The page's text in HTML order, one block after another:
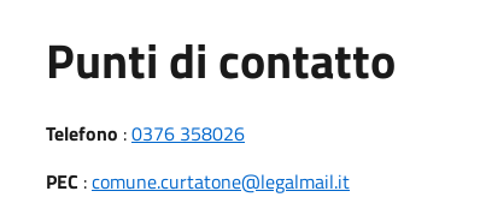
Punti di contatto
Telefono :0376 358026
PEC :comune.curtatone@legalmail.it